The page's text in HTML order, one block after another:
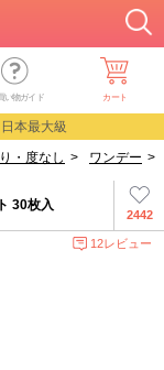
い物ガイド カート
本最大級
・度なし > ワンデー >
2442
30枚入
12レビュー